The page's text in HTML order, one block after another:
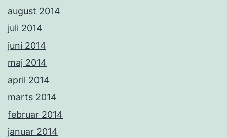
august 2014
juli 2014
juni 2014
maj 2014
april 2014
marts 2014
februar 2014
januar 2014